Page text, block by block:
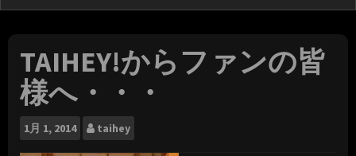
TAIHEY!からファンの皆
様へ・・・
1月 1, 2014 taihey